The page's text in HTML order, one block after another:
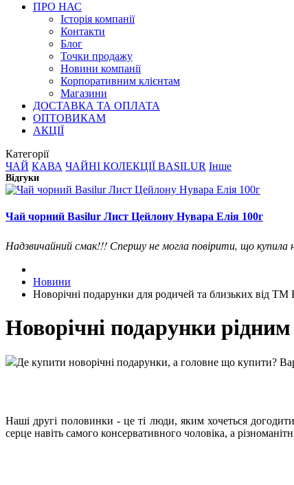
ПРО НАС
Історія компанії
Контакти
Блог
Точки продажу
Новини компанії
Корпоративним клієнтам
Магазини
ДОСТАВКА ТА ОПЛАТА
ОПТОВИКАМ
АКЦІЇ
Категорії
ЧАЙ КАВА ЧАЙНІ КОЛЕКЦІЇ BASILUR Інше
Відгуки
Чай чорний Basilur Лист Цейлону Нувара Елія 100г
Надзвичайний смак!!! Спершу не могла повірити, що купила
Новини
Новорічні подарунки для родичей та близьких від ТМ
Новорічні подарунки
Де купити новорічні подарунки, а головне що купити?
Наші другі половинки - це ті люди, яким хочеться
серце навіть самого консервативного чоловіка, а